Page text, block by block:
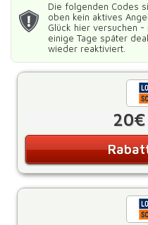
Die folgenden Codes
oben kein aktives
Glück hier versuchen
einige Tage später
wieder reaktiviert.
20€